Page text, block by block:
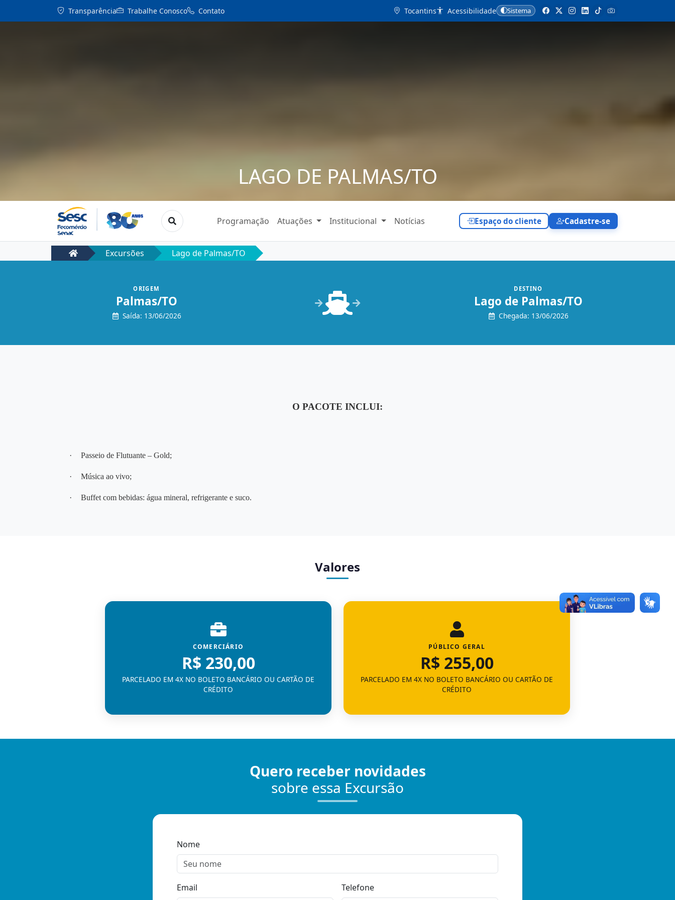
Transparência Trabalhe Conosco Contato Tocantins Acessibilidade Sistema
LAGO DE PALMAS/TO
Programação Atuações Institucional Notícias Espaço do cliente Cadastre-se
Excursões Lago de Palmas/TO
ORIGEM
Palmas/TO
Saída: 13/06/2026
DESTINO
Lago de Palmas/TO
Chegada: 13/06/2026
O PACOTE INCLUI:
· Passeio de Flutuante – Gold;
· Música ao vivo;
· Buffet com bebidas: água mineral, refrigerante e suco.
Valores
COMERCIÁRIO
R$ 230,00
PARCELADO EM 4X NO BOLETO BANCÁRIO OU CARTÃO DE
CRÉDITO
PÚBLICO GERAL
R$ 255,00
PARCELADO EM 4X NO BOLETO BANCÁRIO OU CARTÃO DE
CRÉDITO
Quero receber novidades
sobre essa Excursão
Nome
Email Telefone